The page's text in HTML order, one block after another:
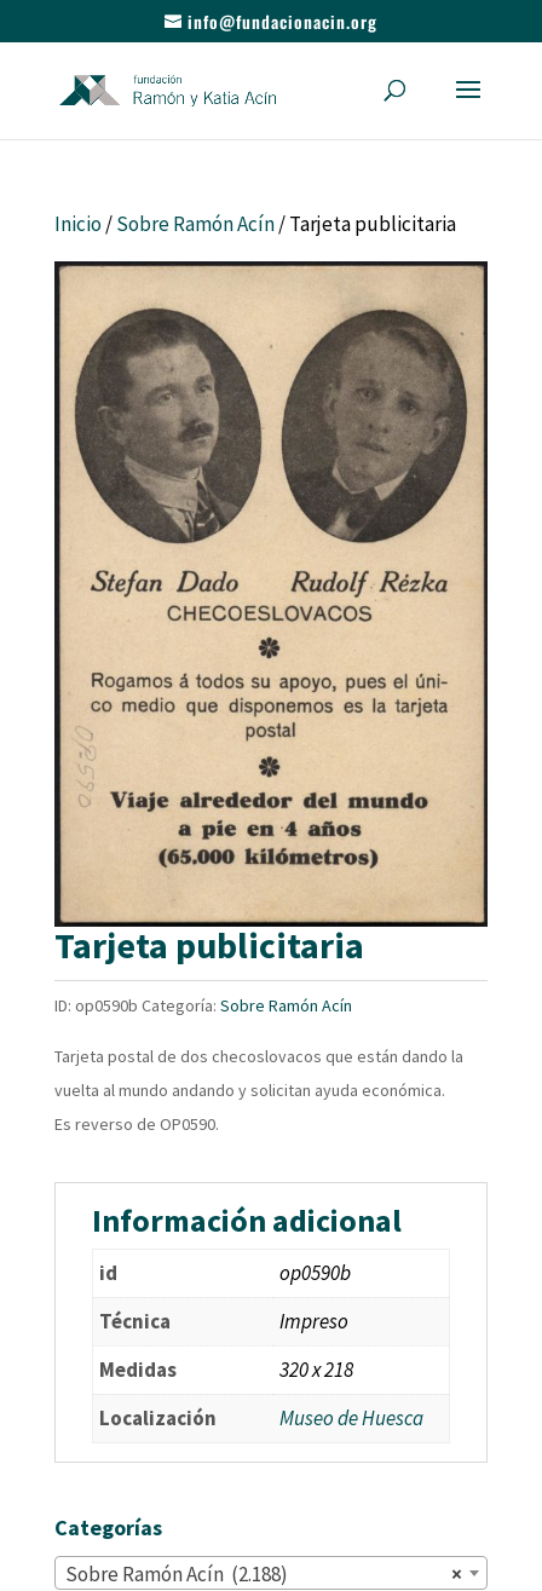
info@fundacionacin.org
Inicio/Sobre Ramón Acín/ Tarjeta publicitaria
Tarjeta publicitaria
ID: op0590b Categoría: Sobre Ramón Acín
Tarjeta postal de dos checoslovacos que están dando la
vuelta al mundo andando y solicitan ayuda económica.
Es reverso de OP0590.
Información adicional
id
op0590b
Técnica
Impreso
Medidas
320 x 218
Localización
Museo de Huesca
Categorías
×
Sobre Ramón Acín (2.188)